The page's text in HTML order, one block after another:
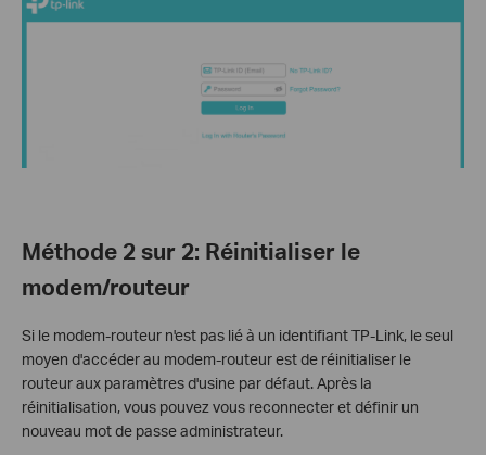
Méthode 2 sur 2: Réinitialiser le
modem/routeur
Si le modem-routeur n'est pas lié à un identifiant TP-Link, le seul
moyen d'accéder au modem-routeur est de réinitialiser le
routeur aux paramètres d'usine par défaut. Après la
réinitialisation, vous pouvez vous reconnecter et définir un
nouveau mot de passe administrateur.